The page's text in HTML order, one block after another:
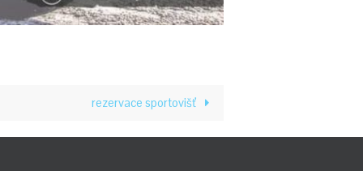
rezervace sportovišť